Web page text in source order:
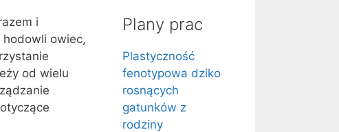
i
owiec,
od wielu
Plany prac
Plastyczność
fenotypowa dziko
rosnących
gatunków z
rodziny